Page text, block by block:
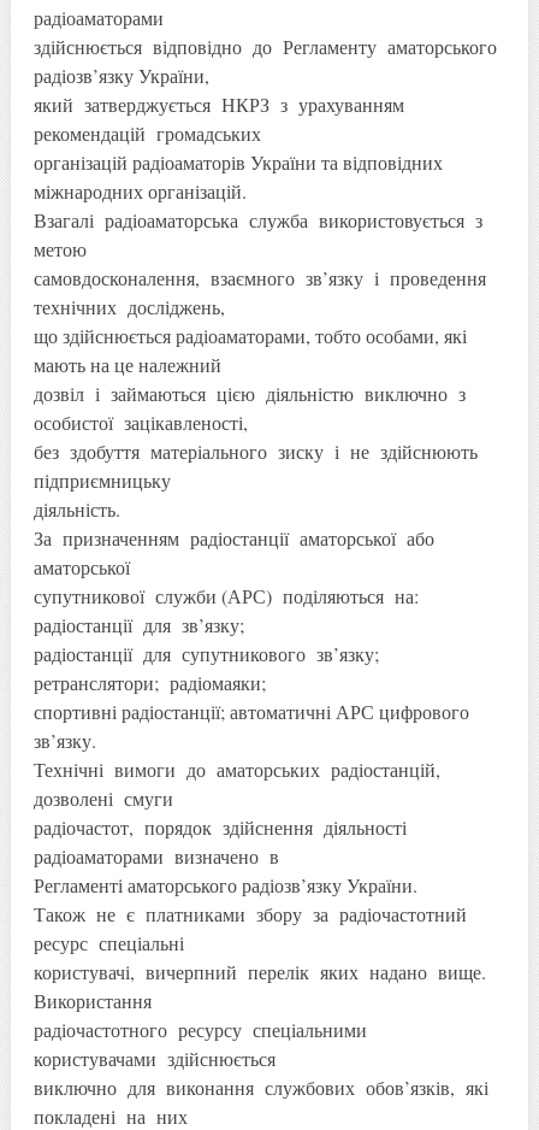
радіоаматорами
здійснюється відповідно до Регламенту аматорського
радіозв’язку України,
який затверджується НКРЗ з урахуванням
рекомендацій громадських
організацій радіоаматорів України та відповідних
міжнародних організацій.
Взагалі радіоаматорська служба використовується з
метою
самовдосконалення, взаємного зв’язку і проведення
технічних досліджень,
що здійснюється радіоаматорами, тобто особами, які
мають на це належний
дозвіл і займаються цією діяльністю виключно з
особистої зацікавленості,
без здобуття матеріального зиску і не здійснюють
підприємницьку
діяльність.
За призначенням радіостанції аматорської або
аматорської
супутникової служби (АРС) поділяються на:
радіостанції для зв’язку;
радіостанції для супутникового зв’язку;
ретранслятори; радіомаяки;
спортивні радіостанції; автоматичні АРС цифрового
зв’язку.
Технічні вимоги до аматорських радіостанцій,
дозволені смуги
радіочастот, порядок здійснення діяльності
радіоаматорами визначено в
Регламенті аматорського радіозв’язку України.
Також не є платниками збору за радіочастотний
ресурс спеціальні
користувачі, вичерпний перелік яких надано вище.
Використання
радіочастотного ресурсу спеціальними
користувачами здійснюється
виключно для виконання службових обов’язків, які
покладені на них